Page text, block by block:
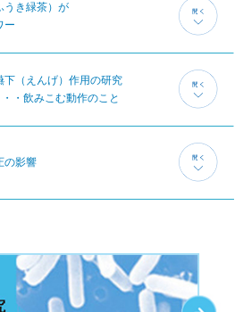
うき緑茶）が
ー
下（えんげ）作用の研究
・飲みこむ動作のこと
の影響